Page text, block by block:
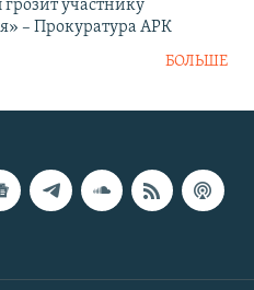
участнику
– Прокуратура АРК
БОЛЬШЕ